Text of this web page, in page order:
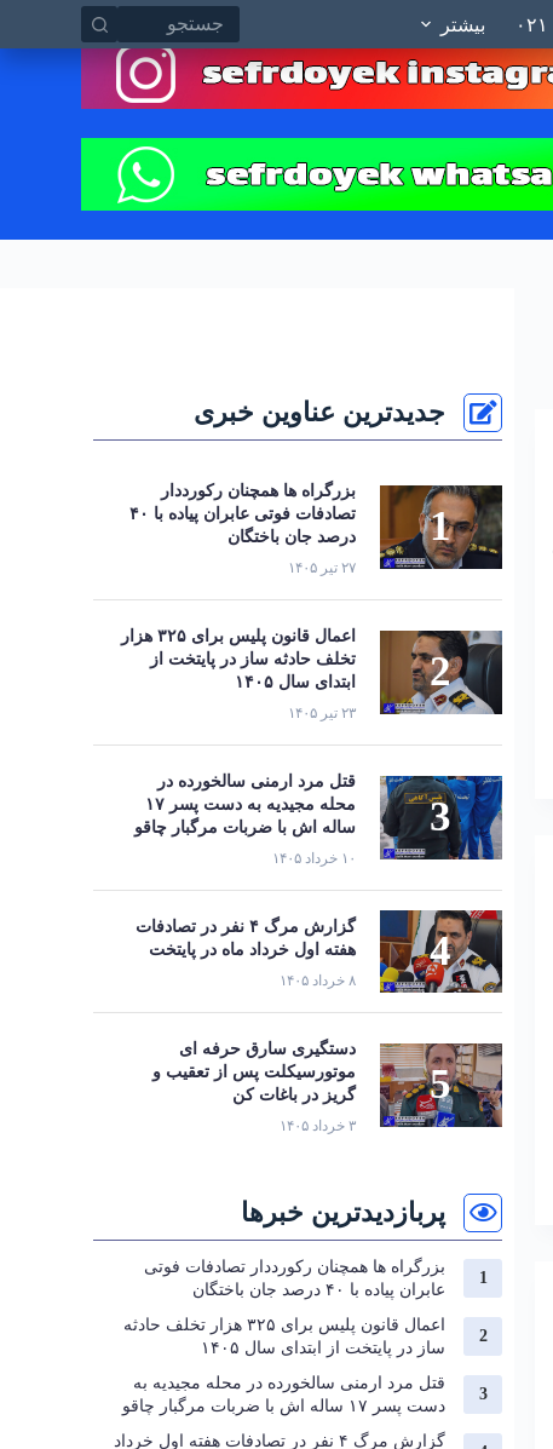
ر
برچسب ها ارتباط با صفر دو یک ۰۲۱ نقشه سایت بیشتر
جدیدترین عناوین خبری
بزرگراه‌ ها همچنان رکورددار
تصادفات فوتی عابران پیاده با ۴۰
درصد جان‌ باختگان
۲۷ تیر ۱۴۰۵
اعمال قانون پلیس برای ۳۲۵ هزار
تخلف حادثه ساز در پایتخت از
ابتدای سال ۱۴۰۵
۲۳ تیر ۱۴۰۵
قتل مرد ارمنی سالخورده در
محله مجیدیه به دست پسر ۱۷
ساله اش با ضربات مرگبار چاقو
۱۰ خرداد ۱۴۰۵
گزارش مرگ ۴ نفر در تصادفات
هفته اول خرداد ماه در پایتخت
۸ خرداد ۱۴۰۵
دستگیری سارق حرفه‌ ای
موتورسیکلت پس از تعقیب و
گریز در باغات کن
۳ خرداد ۱۴۰۵
پربازدیدترین خبرها
بزرگراه‌ ها همچنان رکورددار تصادفات فوتی
عابران پیاده با ۴۰ درصد جان‌ باختگان
اعمال قانون پلیس برای ۳۲۵ هزار تخلف حادثه
ساز در پایتخت از ابتدای سال ۱۴۰۵
قتل مرد ارمنی سالخورده در محله مجیدیه به
دست پسر ۱۷ ساله اش با ضربات مرگبار چاقو
گزارش مرگ ۴ نفر در تصادفات هفته اول خرداد